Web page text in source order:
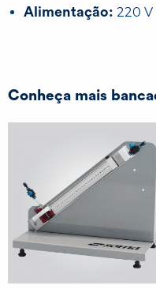
Alimentação: 220 V
Conheça mais